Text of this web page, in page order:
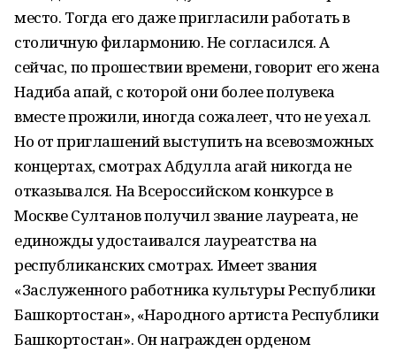
место. Тогда его даже пригласили работать в
столичную филармонию. Не согласился. А
сейчас, по прошествии времени, говорит его жена
Надиба апай, с которой они более полувека
вместе прожили, иногда сожалеет, что не уехал.
Но от приглашений выступить на всевозможных
концертах, смотрах Абдулла агай никогда не
отказывался. На Всероссийском конкурсе в
Москве Султанов получил звание лауреата, не
единожды удостаивался лауреатства на
республиканских смотрах. Имеет звания
«Заслуженного работника культуры Республики
Башкортостан», «Народного артиста Республики
Башкортостан». Он награжден орденом